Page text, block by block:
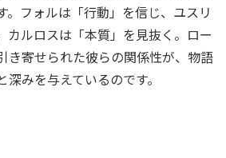
。フォルは「行動」を信じ、ユスリ
カルロスは「本質」を見抜く。ロー
き寄せられた彼らの関係性が、物語
みを与えているのです。